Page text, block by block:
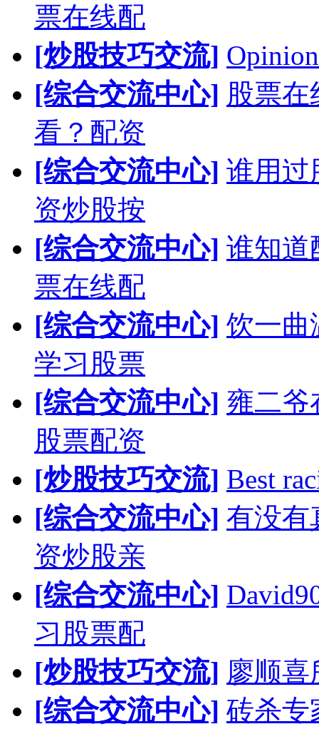
票在线配
[炒股技巧交流]
[综合交流中心] 股票
看？配资
[综合交流中心] 谁用过
资炒股按
[综合交流中心] 谁知道
票在线配
[综合交流中心] 饮一曲
学习股票
[综合交流中心] 雍二爷
股票配资
[炒股技巧交流] Best
[综合交流中心] 有没有
资炒股亲
[综合交流中心]
习股票配
[炒股技巧交流] 廖顺
[综合交流中心] 砖杀专